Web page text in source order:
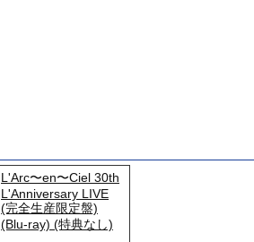
L'Arc〜en〜Ciel 30th
L'Anniversary LIVE
(完全生産限定盤)
(Blu-ray) (特典なし)